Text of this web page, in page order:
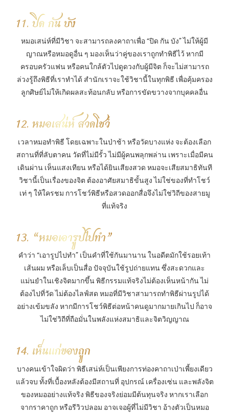
11. ปิด กัน บัง
หมอเสน่ห์ที่มีวิชา จะสามารถลงคาถาเพื่อ “ปิด กัน บัง” ไม่ให้ผู้มี
ญาณหรือหมอดูอื่น ๆ มองเห็นว่าคู่ของเราถูกทำพิธีไว้ หากมี
ครอบครัวแฟน หรือคนใกล้ตัวไปดูดวงกับผู้มีจิต ก็จะไม่สามารถ
ล่วงรู้ถึงพิธีที่เราทำได้ สำนักเราจะใช้วิชานี้ในทุกพิธี เพื่อคุ้มครอง
ลูกศิษย์ไม่ให้เกิดผลสะท้อนกลับ หรือการขัดขวางจากบุคคลอื่น
12. หมอเสน่ห์ สวดโชว์
เวลาหมอทำพิธี โดยเฉพาะในป่าช้า หรือวัดบางแห่ง จะต้องเลือก
สถานที่ที่ลับตาคน วัดที่ไม่มีรั้ว ไม่มีผู้คนพลุกพล่าน เพราะเมื่อมีคน
เดินผ่าน เห็นแสงเทียน หรือได้ยินเสียงสวด หมอจะเสียสมาธิทันที
วิชานี้เป็นเรื่องของจิต ต้องอาศัยสมาธิขั้นสูง ไม่ใช่ของที่ทำโชว์
เท่ ๆ ให้ใครชม การโชว์พิธีหรือสวดออกสื่อจึงไม่ใช่วิถีของสายมู
ที่แท้จริง
13. “หมอเอารูปไปทำ”
คำว่า “เอารูปไปทำ” เป็นคำที่ใช้กันมานาน ในอดีตมักใช้รอยเท้า
เส้นผม หรือเล็บเป็นสื่อ ปัจจุบันใช้รูปถ่ายแทน ซึ่งสะดวกและ
แม่นยำในเชิงจิตมากขึ้น พิธีกรรมแท้จริงไม่ต้องเห็นหน้ากัน ไม่
ต้องไปที่วัด ไม่ต้องไลฟ์สด หมอที่มีวิชาสามารถทำพิธีผ่านรูปได้
อย่างเข้มขลัง หากมีการโชว์พิธีต่อหน้าคนดูมากมายเกินไป ก็อาจ
ไม่ใช่วิถีที่ถือมั่นในพลังแห่งสมาธิและจิตวิญญาณ
14. เห็นแก่ของถูก
บางคนเข้าใจผิดว่า พิธีเสน่ห์เป็นเพียงการท่องคาถาเป่าเพี้ยงเดียว
แล้วจบ ทั้งที่เบื้องหลังต้องมีสถานที่ อุปกรณ์ เครื่องเซ่น และพลังจิต
ของหมออย่างแท้จริง พิธีของจริงย่อมมีต้นทุนจริง หากเราเลือก
จากราคาถูก หรือรีวิวปลอม อาจเจอผู้ที่ไม่มีวิชา อ้างตัวเป็นหมอ